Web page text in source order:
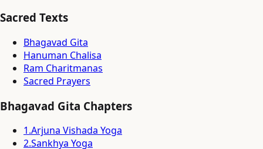
Sacred Texts
Bhagavad Gita
Hanuman Chalisa
Ram Charitmanas
Sacred Prayers
Bhagavad Gita Chapters
1.Arjuna Vishada Yoga
2.Sankhya Yoga